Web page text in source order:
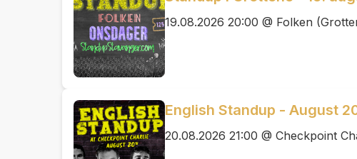
19.08.2026 20:00 @ Folken
English Standup - August
20.08.2026 21:00 @ Checkpoint